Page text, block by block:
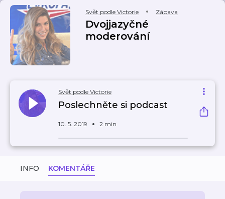
Svět podle Victorie Zábava
Dvojjazyčné
moderování
Svět podle Victorie
Poslechněte si podcast
10. 5. 2019 2 min
INFO KOMENTÁŘE